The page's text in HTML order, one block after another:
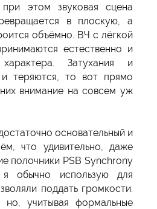
этом звуковая сцена
в плоскую, а
объёмно. ВЧ с лёгкой
естественно и
Затухания и
и теряются, то вот прямо
внимание на совсем уж
основательный и
что удивительно, даже
полочники PSB Synchrony
обычно использую для
поддать громкости.
учитывая формальные